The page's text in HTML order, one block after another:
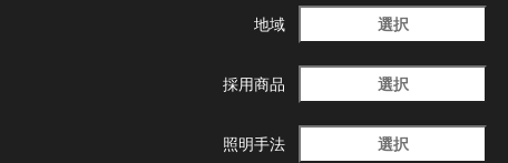
地域 選択
採用商品 選択
照明手法 選択